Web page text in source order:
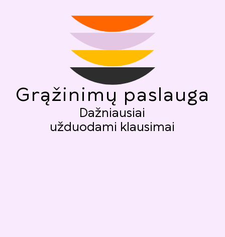
Grąžinimų paslauga
Dažniausiai
užduodami klausimai